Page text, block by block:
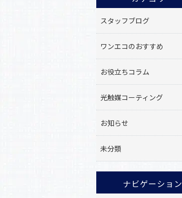
スタッフブログ
ワンエコのおすすめ
お役立ちコラム
光触媒コーティング
お知らせ
未分類
ナビゲーション